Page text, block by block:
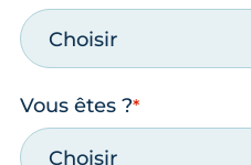
Choisir
Vous êtes ?
Choisir